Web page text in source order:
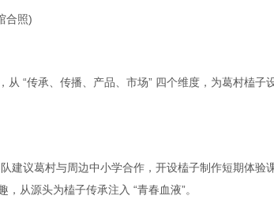
合照)
“传承、传播、产品、市场” 四个维度，为葛村榼子
建议葛村与周边中小学合作，开设榼子制作短期体验课
从源头为榼子传承注入 “青春血液”。